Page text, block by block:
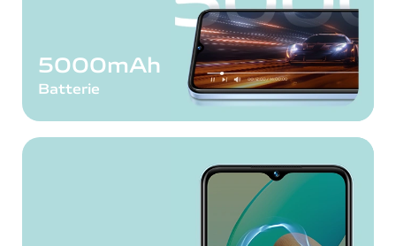
Batterie
5000mAh